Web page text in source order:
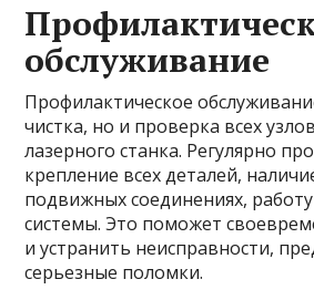
обслуживание
Профилактическое
чистка, но и проверка всех
лазерного станка. Регулярно
крепление всех деталей,
подвижных соединениях,
системы. Это поможет
и устранить неисправности,
серьезные поломки.